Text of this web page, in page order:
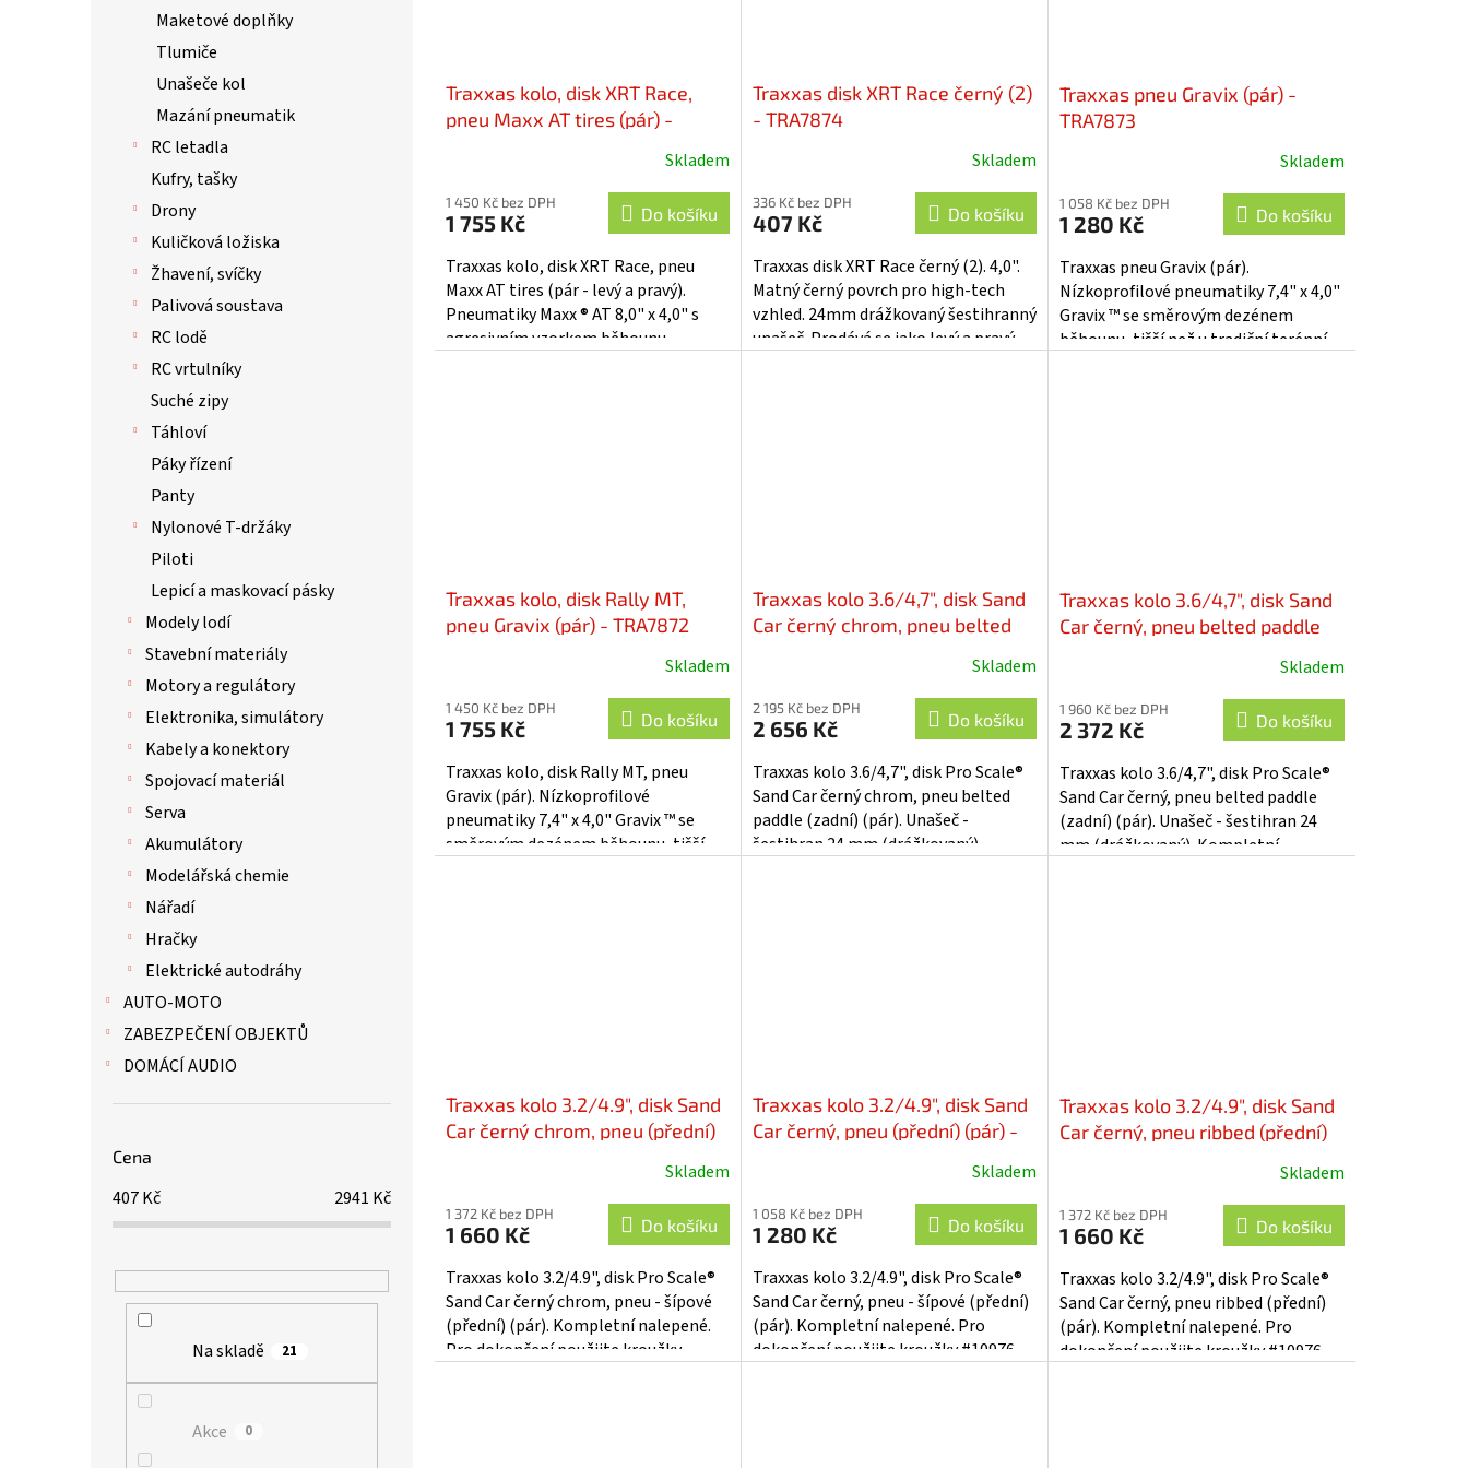
Maketové doplňky
Tlumiče
Unašeče kol
Mazání pneumatik
RC letadla
Kufry, tašky
Drony
Kuličková ložiska
Žhavení, svíčky
Palivová soustava
RC lodě
RC vrtulníky
Suché zipy
Táhloví
Páky řízení
Panty
Nylonové T-držáky
Piloti
Lepicí a maskovací pásky
Modely lodí
Stavební materiály
Motory a regulátory
Elektronika, simulátory
Kabely a konektory
Spojovací materiál
Serva
Akumulátory
Modelářská chemie
Nářadí
Hračky
Elektrické autodráhy
AUTO-MOTO
ZABEZPEČENÍ OBJEKTŮ
DOMÁCÍ AUDIO
Cena
407Kč 2941 Kč
Na skladě 21
Akce 0
Traxxas kolo, disk XRT Race,
pneu Maxx AT tires (pár) -
Skladem
1 450 Kč bez DPH
1 755 Kč Do košíku
Traxxas kolo, disk XRT Race, pneu
Maxx AT tires (pár - levý a pravý).
Pneumatiky Maxx ® AT 8,0" x 4,0" s
agresivním vzorkem běhounu.
Traxxas disk XRT Race černý (2)
- TRA7874
Skladem
336 Kč bez DPH
407 Kč Do košíku
Traxxas disk XRT Race černý (2). 4,0".
Matný černý povrch pro high-tech
vzhled. 24mm drážkovaný šestihranný
unašeč. Prodává se jako levý a pravý.
Traxxas pneu Gravix (pár) -
TRA7873
Skladem
1 058 Kč bez DPH
1 280 Kč Do košíku
Traxxas pneu Gravix (pár).
Nízkoprofilové pneumatiky 7,4" x 4,0"
Gravix ™ se směrovým dezénem
běhounu, tišší než u tradiční terénní
Traxxas kolo, disk Rally MT,
pneu Gravix (pár) - TRA7872
Skladem
1 450 Kč bez DPH
1 755 Kč Do košíku
Traxxas kolo, disk Rally MT, pneu
Gravix (pár). Nízkoprofilové
pneumatiky 7,4" x 4,0" Gravix ™ se
směrovým dezénem běhounu, tišší
Traxxas kolo 3.6/4,7", disk Sand
Car černý chrom, pneu belted
Skladem
2 195 Kč bez DPH
2 656 Kč Do košíku
Traxxas kolo 3.6/4,7", disk Pro Scale®
Sand Car černý chrom, pneu belted
paddle (zadní) (pár). Unašeč -
šestihran 24 mm (drážkovaný).
Traxxas kolo 3.6/4,7", disk Sand
Car černý, pneu belted paddle
Skladem
1 960 Kč bez DPH
2 372 Kč Do košíku
Traxxas kolo 3.6/4,7", disk Pro Scale®
Sand Car černý, pneu belted paddle
(zadní) (pár). Unašeč - šestihran 24
mm (drážkovaný). Kompletní
Traxxas kolo 3.2/4.9", disk Sand
Car černý chrom, pneu (přední)
Skladem
1 372 Kč bez DPH
1 660 Kč Do košíku
Traxxas kolo 3.2/4.9", disk Pro Scale®
Sand Car černý chrom, pneu - šípové
(přední) (pár). Kompletní nalepené.
Pro dokončení použijte kroužky
Traxxas kolo 3.2/4.9", disk Sand
Car černý, pneu (přední) (pár) -
Skladem
1 058 Kč bez DPH
1 280 Kč Do košíku
Traxxas kolo 3.2/4.9", disk Pro Scale®
Sand Car černý, pneu - šípové (přední)
(pár). Kompletní nalepené. Pro
dokončení použijte kroužky #10976.
Traxxas kolo 3.2/4.9", disk Sand
Car černý, pneu ribbed (přední)
Skladem
1 372 Kč bez DPH
1 660 Kč Do košíku
Traxxas kolo 3.2/4.9", disk Pro Scale®
Sand Car černý, pneu ribbed (přední)
(pár). Kompletní nalepené. Pro
dokončení použijte kroužky #10976.